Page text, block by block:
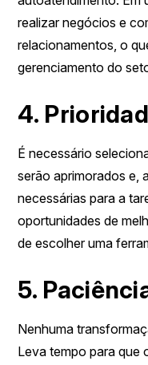
realizar negócios e
relacionamentos, o
gerenciamento do
4.
É necessário
serão aprimorados e,
necessárias para a
oportunidades de
de escolher uma
5.
Nenhuma
Leva tempo para que